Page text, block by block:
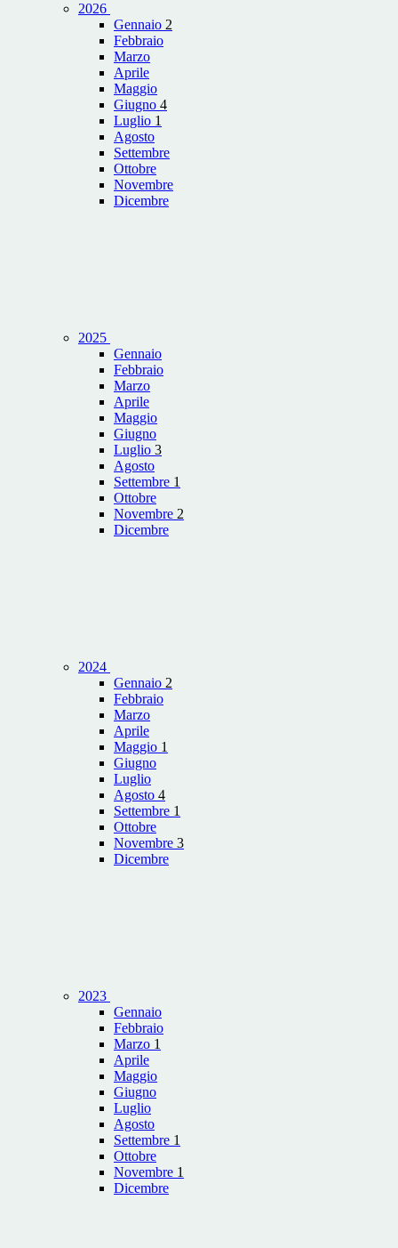
2026
Gennaio 2
Febbraio
Marzo
Aprile
Maggio
Giugno 4
Luglio 1
Agosto
Settembre
Ottobre
Novembre
Dicembre
2025
Gennaio
Febbraio
Marzo
Aprile
Maggio
Giugno
Luglio 3
Agosto
Settembre 1
Ottobre
Novembre 2
Dicembre
2024
Gennaio 2
Febbraio
Marzo
Aprile
Maggio 1
Giugno
Luglio
Agosto 4
Settembre 1
Ottobre
Novembre 3
Dicembre
2023
Gennaio
Febbraio
Marzo 1
Aprile
Maggio
Giugno
Luglio
Agosto
Settembre 1
Ottobre
Novembre 1
Dicembre